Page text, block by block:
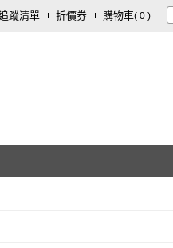
蹤清單 折價券 購物車( 0 )